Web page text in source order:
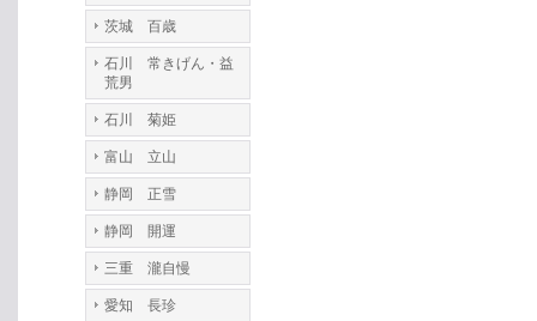
茨城 百歳
石川 常きげん・益
荒男
石川 菊姫
富山 立山
静岡 正雪
静岡 開運
三重 瀧自慢
愛知 長珍